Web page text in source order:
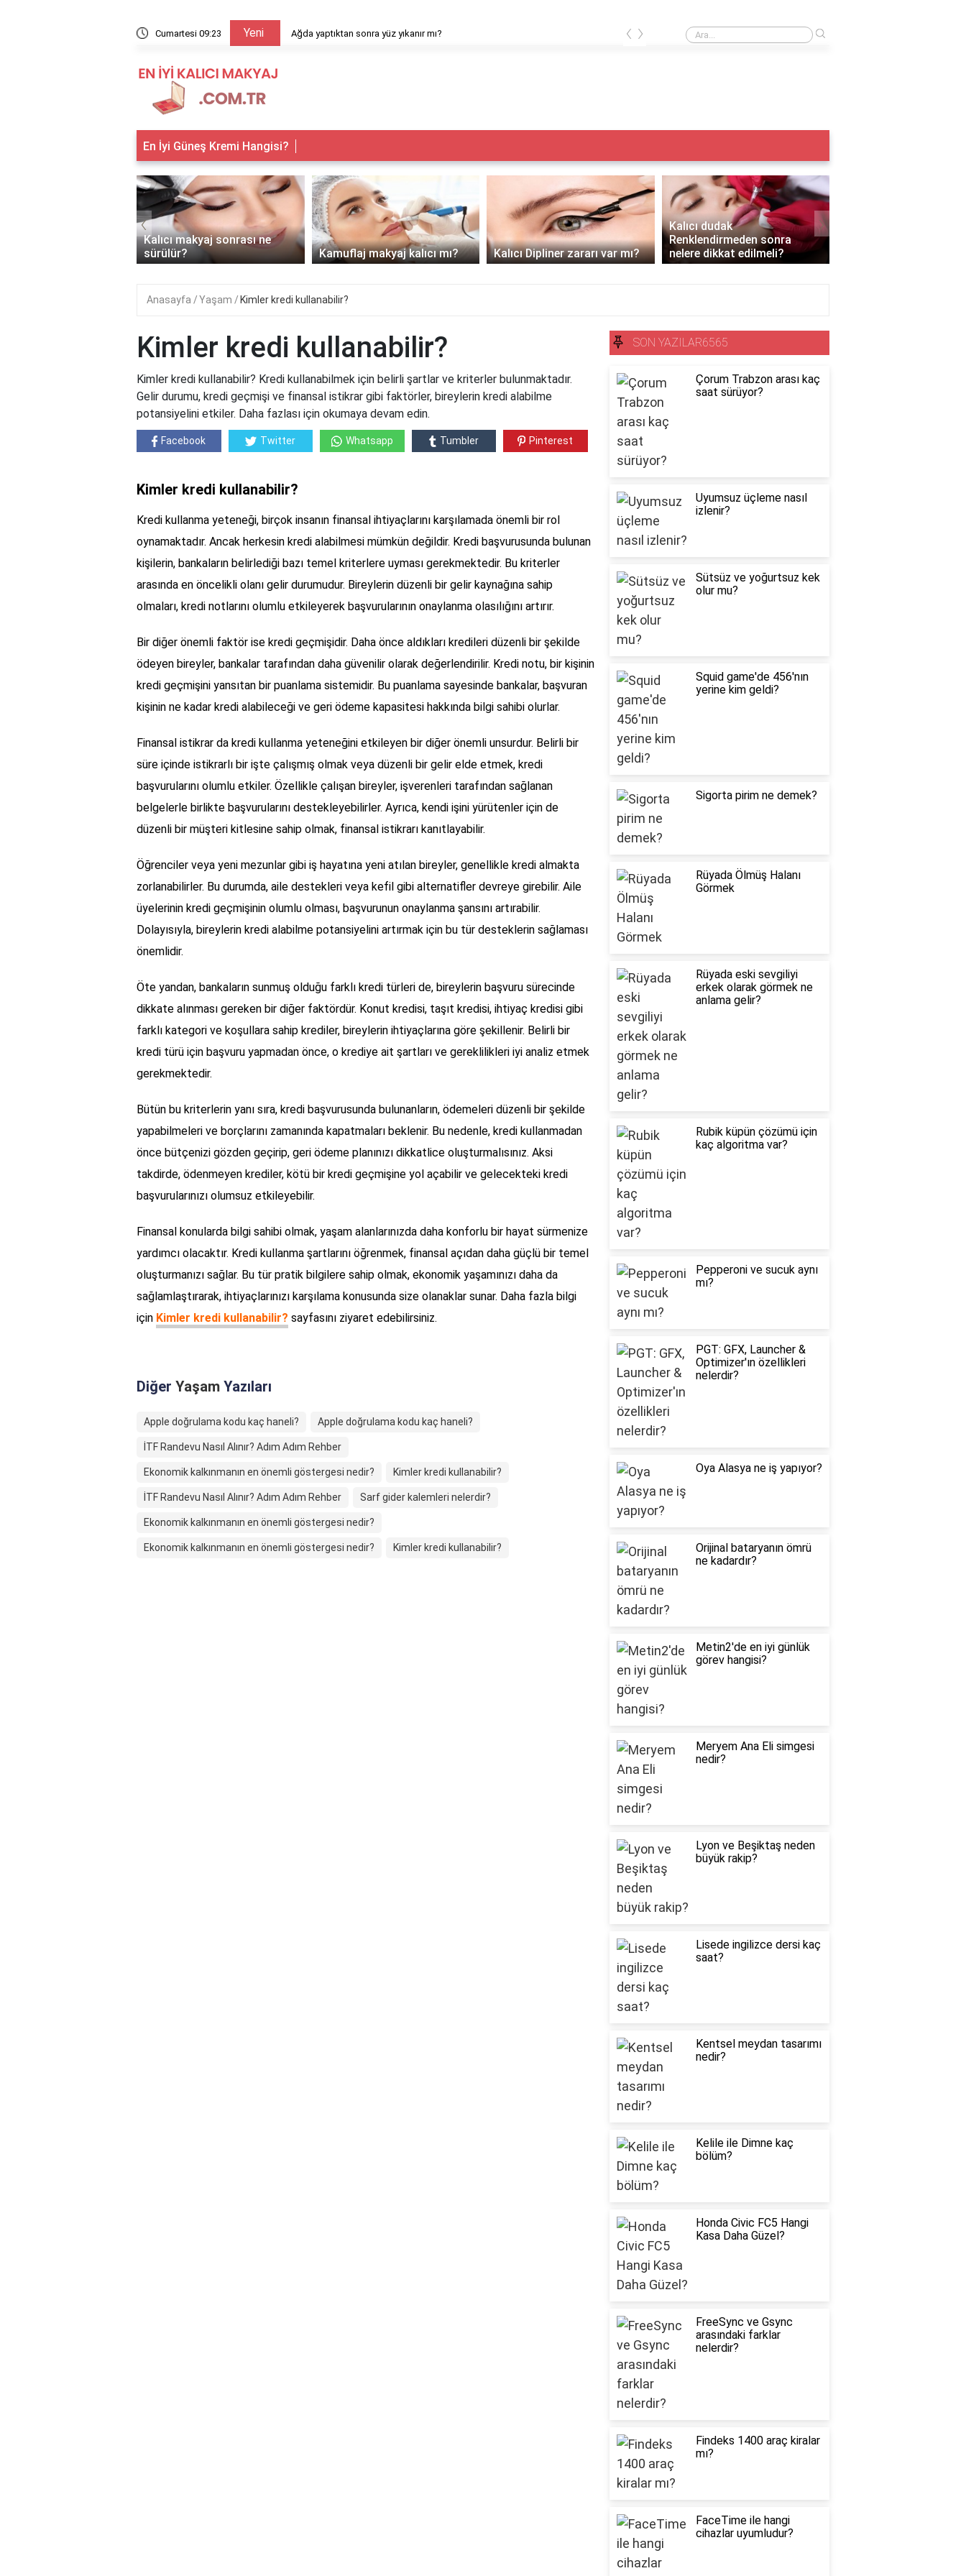
Cumartesi 09:23 Yeni Ağda yaptıktan sonra yüz yıkanır mı? Iple kaş alma acıtır mı?
‹ ›
En İyi Güneş Kremi Hangisi?
Kalıcı makyaj sonrası ne
sürülür?
Kamuflaj makyaj kalıcı mı? Kalıcı Dipliner zararı var mı?
Kalıcı dudak
Renklendirmeden sonra
nelere dikkat edilmeli?
‹ ›
Anasayfa Yaşam Kimler kredi kullanabilir?
Kimler kredi kullanabilir?
Kimler kredi kullanabilir? Kredi kullanabilmek için belirli şartlar ve kriterler bulunmaktadır.
Gelir durumu, kredi geçmişi ve finansal istikrar gibi faktörler, bireylerin kredi alabilme
potansiyelini etkiler. Daha fazlası için okumaya devam edin.
Facebook Twitter Whatsapp Tumbler Pinterest
Kimler kredi kullanabilir?
Kredi kullanma yeteneği, birçok insanın finansal ihtiyaçlarını karşılamada önemli bir rol
oynamaktadır. Ancak herkesin kredi alabilmesi mümkün değildir. Kredi başvurusunda bulunan
kişilerin, bankaların belirlediği bazı temel kriterlere uyması gerekmektedir. Bu kriterler
arasında en öncelikli olanı gelir durumudur. Bireylerin düzenli bir gelir kaynağına sahip
olmaları, kredi notlarını olumlu etkileyerek başvurularının onaylanma olasılığını artırır.
Bir diğer önemli faktör ise kredi geçmişidir. Daha önce aldıkları kredileri düzenli bir şekilde
ödeyen bireyler, bankalar tarafından daha güvenilir olarak değerlendirilir. Kredi notu, bir kişinin
kredi geçmişini yansıtan bir puanlama sistemidir. Bu puanlama sayesinde bankalar, başvuran
kişinin ne kadar kredi alabileceği ve geri ödeme kapasitesi hakkında bilgi sahibi olurlar.
Finansal istikrar da kredi kullanma yeteneğini etkileyen bir diğer önemli unsurdur. Belirli bir
süre içinde istikrarlı bir işte çalışmış olmak veya düzenli bir gelir elde etmek, kredi
başvurularını olumlu etkiler. Özellikle çalışan bireyler, işverenleri tarafından sağlanan
belgelerle birlikte başvurularını destekleyebilirler. Ayrıca, kendi işini yürütenler için de
düzenli bir müşteri kitlesine sahip olmak, finansal istikrarı kanıtlayabilir.
Öğrenciler veya yeni mezunlar gibi iş hayatına yeni atılan bireyler, genellikle kredi almakta
zorlanabilirler. Bu durumda, aile destekleri veya kefil gibi alternatifler devreye girebilir. Aile
üyelerinin kredi geçmişinin olumlu olması, başvurunun onaylanma şansını artırabilir.
Dolayısıyla, bireylerin kredi alabilme potansiyelini artırmak için bu tür desteklerin sağlaması
önemlidir.
Öte yandan, bankaların sunmuş olduğu farklı kredi türleri de, bireylerin başvuru sürecinde
dikkate alınması gereken bir diğer faktördür. Konut kredisi, taşıt kredisi, ihtiyaç kredisi gibi
farklı kategori ve koşullara sahip krediler, bireylerin ihtiyaçlarına göre şekillenir. Belirli bir
kredi türü için başvuru yapmadan önce, o krediye ait şartları ve gereklilikleri iyi analiz etmek
gerekmektedir.
Bütün bu kriterlerin yanı sıra, kredi başvurusunda bulunanların, ödemeleri düzenli bir şekilde
yapabilmeleri ve borçlarını zamanında kapatmaları beklenir. Bu nedenle, kredi kullanmadan
önce bütçenizi gözden geçirip, geri ödeme planınızı dikkatlice oluşturmalısınız. Aksi
takdirde, ödenmeyen krediler, kötü bir kredi geçmişine yol açabilir ve gelecekteki kredi
başvurularınızı olumsuz etkileyebilir.
Finansal konularda bilgi sahibi olmak, yaşam alanlarınızda daha konforlu bir hayat sürmenize
yardımcı olacaktır. Kredi kullanma şartlarını öğrenmek, finansal açıdan daha güçlü bir temel
oluşturmanızı sağlar. Bu tür pratik bilgilere sahip olmak, ekonomik yaşamınızı daha da
sağlamlaştırarak, ihtiyaçlarınızı karşılama konusunda size olanaklar sunar. Daha fazla bilgi
için Kimler kredi kullanabilir? sayfasını ziyaret edebilirsiniz.
Diğer Yaşam Yazıları
Apple doğrulama kodu kaç haneli? Apple doğrulama kodu kaç haneli?
İTF Randevu Nasıl Alınır? Adım Adım Rehber
Ekonomik kalkınmanın en önemli göstergesi nedir? Kimler kredi kullanabilir?
İTF Randevu Nasıl Alınır? Adım Adım Rehber Sarf gider kalemleri nelerdir?
Ekonomik kalkınmanın en önemli göstergesi nedir?
Ekonomik kalkınmanın en önemli göstergesi nedir? Kimler kredi kullanabilir?
SON YAZILAR6565
Çorum Trabzon arası kaç
saat sürüyor?
Uyumsuz üçleme nasıl
izlenir?
Sütsüz ve yoğurtsuz kek
olur mu?
Squid game'de 456'nın
yerine kim geldi?
Sigorta pirim ne demek?
Rüyada Ölmüş Halanı
Görmek
Rüyada eski sevgiliyi
erkek olarak görmek ne
anlama gelir?
Rubik küpün çözümü için
kaç algoritma var?
Pepperoni ve sucuk aynı
mı?
PGT: GFX, Launcher &
Optimizer'ın özellikleri
nelerdir?
Oya Alasya ne iş yapıyor?
Orijinal bataryanın ömrü
ne kadardır?
Metin2'de en iyi günlük
görev hangisi?
Meryem Ana Eli simgesi
nedir?
Lyon ve Beşiktaş neden
büyük rakip?
Lisede ingilizce dersi kaç
saat?
Kentsel meydan tasarımı
nedir?
Kelile ile Dimne kaç
bölüm?
Honda Civic FC5 Hangi
Kasa Daha Güzel?
FreeSync ve Gsync
arasındaki farklar
nelerdir?
Findeks 1400 araç kiralar
mı?
FaceTime ile hangi
cihazlar uyumludur?